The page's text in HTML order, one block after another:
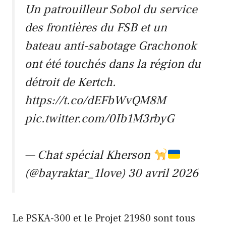
Un patrouilleur Sobol du service
des frontières du FSB et un
bateau anti-sabotage Grachonok
ont ​​été touchés dans la région du
détroit de Kertch.
https://t.co/dEFbWvQM8M
pic.twitter.com/0Ib1M3rbyG
— Chat spécial Kherson
(@bayraktar_1love)30 avril 2026
Le PSKA-300 et le Projet 21980 sont tous